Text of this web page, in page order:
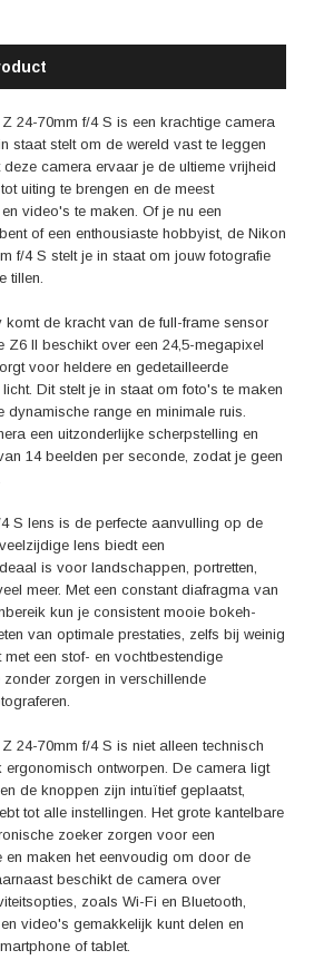
ontworpen. De camera ligt
Het grote kantelbare touchscreen
zorgen voor een nauwkeurige compositie en
de menu's te navigeren. Daarnaast
connectiviteitsopties, zoals Wi-
jouw foto's en video's gemakkelijk kunt
smartphone of tablet.
de Nikon Z6 II + Nikkor Z 24-70mm f/4 S
waarderen de uitstekende prestaties bij
en de mogelijkheid om probleemloos te
De camera wordt ook geprezen
functies, zoals Eye-Detection AF en in-
gemakkelijker maken om haarscherpe
Z 24-70mm f/4 S is de ultieme camera-
en veelzijdigheid. Met deze set haal je
je jouw creativiteit de vrije loop kunt
kunt vastleggen. Ontdek zelf de
Z6 II + Nikkor Z 24-70mm f/4 S en ervaar
hoger niveau wordt getild.
24-70mm f/4 S is een krachtige camera
staat stelt om de wereld vast te leggen
camera ervaar je de ultieme vrijheid
uiting te brengen en de meest
video's te maken. Of je nu een
of een enthousiaste hobbyist, de Nikon
f/4 S stelt je in staat om jouw fotografie
tillen.
de kracht van de full-frame sensor
Z6 II beschikt over een 24,5-megapixel
voor heldere en gedetailleerde
Dit stelt je in staat om foto's te maken
dynamische range en minimale ruis.
een uitzonderlijke scherpstelling en
14 beelden per seconde, zodat je geen
S lens is de perfecte aanvulling op de
lens biedt een
is voor landschappen, portretten,
meer. Met een constant diafragma van
kun je consistent mooie bokeh-
van optimale prestaties, zelfs bij weinig
een stof- en vochtbestendige
zorgen in verschillende
24-70mm f/4 S is niet alleen technisch
ontworpen. De camera ligt
de knoppen zijn intuïtief geplaatst,
tot alle instellingen. Het grote kantelbare
zoeker zorgen voor een
en maken het eenvoudig om door de
beschikt de camera over
zoals Wi-Fi en Bluetooth,
video's gemakkelijk kunt delen en
of tablet.